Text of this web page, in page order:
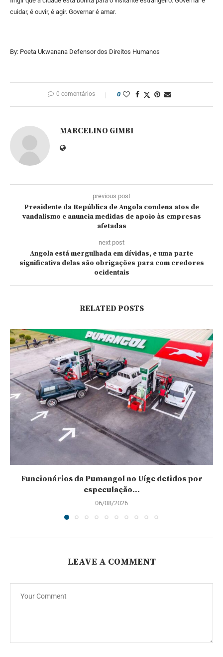
cuidar, é ouvir, é agir. Governar é amar.
By: Poeta Ukwanana Defensor dos Direitos Humanos
0 comentários 0
MARCELINO GIMBI
previous post
Presidente da República de Angola condena atos de
vandalismo e anuncia medidas de apoio às empresas
afetadas
next post
Angola está mergulhada em dívidas, e uma parte
significativa delas são obrigações para com credores
ocidentais
RELATED POSTS
Funcionários da Pumangol no Uíge detidos por
especulação...
06/08/2026
LEAVE A COMMENT